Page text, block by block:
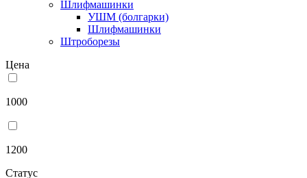
Шлифмашинки
УШМ (болгарки)
Шлифмашинки
Штроборезы
Цена
1000
1200
Статус